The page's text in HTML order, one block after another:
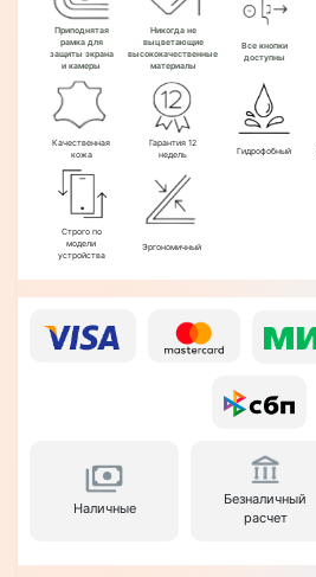
Приподнятая
рамка для
защиты экрана
и камеры
Никогда не
выцветающие
высококачественные
материалы
Все кнопки
доступны
Качественная
кожа
Гарантия 12
недель
Гидрофобный
Строго по
модели
устройства
Эргономичный
Наличные
Безналичный
расчет